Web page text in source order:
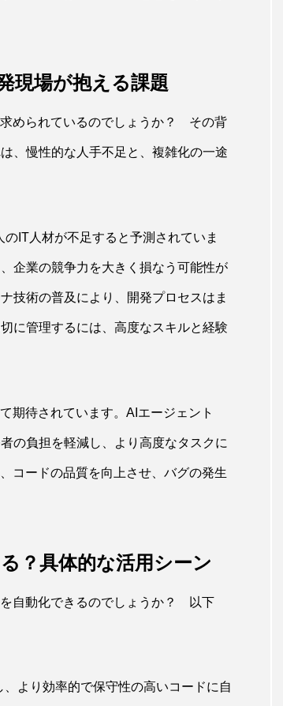
現場が抱える課題
められているのでしょうか？ その背
、慢性的な人手不足と、複雑化の一途
IT人材が不足すると予測されていま
企業の競争力を大きく損なう可能性が
技術の普及により、開発プロセスはま
に管理するには、高度なスキルと経験
期待されています。AIエージェント
の負担を軽減し、より高度なタスクに
コードの品質を向上させ、バグの発生
？具体的な活用シーン
自動化できるのでしょうか？ 以下
より効率的で保守性の高いコードに自